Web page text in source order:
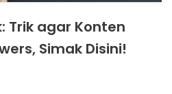
Trik agar Konten
Simak Disini!